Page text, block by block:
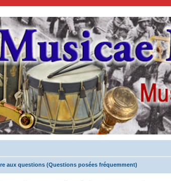
Forums
aux questions (Questions posées fréquemment)